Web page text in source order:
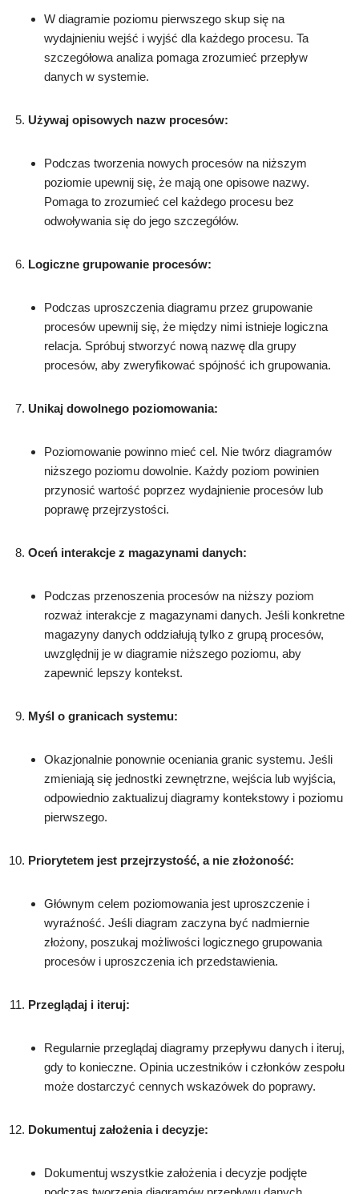
W diagramie poziomu pierwszego skup się na
wydajnieniu wejść i wyjść dla każdego procesu. Ta
szczegółowa analiza pomaga zrozumieć przepływ
danych w systemie.
Używaj opisowych nazw procesów:
Podczas tworzenia nowych procesów na niższym
poziomie upewnij się, że mają one opisowe nazwy.
Pomaga to zrozumieć cel każdego procesu bez
odwoływania się do jego szczegółów.
Logiczne grupowanie procesów:
Podczas uproszczenia diagramu przez grupowanie
procesów upewnij się, że między nimi istnieje logiczna
relacja. Spróbuj stworzyć nową nazwę dla grupy
procesów, aby zweryfikować spójność ich grupowania.
Unikaj dowolnego poziomowania:
Poziomowanie powinno mieć cel. Nie twórz diagramów
niższego poziomu dowolnie. Każdy poziom powinien
przynosić wartość poprzez wydajnienie procesów lub
poprawę przejrzystości.
Oceń interakcje z magazynami danych:
Podczas przenoszenia procesów na niższy poziom
rozważ interakcje z magazynami danych. Jeśli konkretne
magazyny danych oddziałują tylko z grupą procesów,
uwzględnij je w diagramie niższego poziomu, aby
zapewnić lepszy kontekst.
Myśl o granicach systemu:
Okazjonalnie ponownie oceniania granic systemu. Jeśli
zmieniają się jednostki zewnętrzne, wejścia lub wyjścia,
odpowiednio zaktualizuj diagramy kontekstowy i poziomu
pierwszego.
Priorytetem jest przejrzystość, a nie złożoność:
Głównym celem poziomowania jest uproszczenie i
wyraźność. Jeśli diagram zaczyna być nadmiernie
złożony, poszukaj możliwości logicznego grupowania
procesów i uproszczenia ich przedstawienia.
Przeglądaj i iteruj:
Regularnie przeglądaj diagramy przepływu danych i iteruj,
gdy to konieczne. Opinia uczestników i członków zespołu
może dostarczyć cennych wskazówek do poprawy.
Dokumentuj założenia i decyzje:
Dokumentuj wszystkie założenia i decyzje podjęte